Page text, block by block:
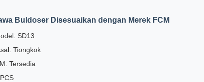
Buldoser Disesuaikan dengan Merek FCM
SD13
Tiongkok
Tersedia